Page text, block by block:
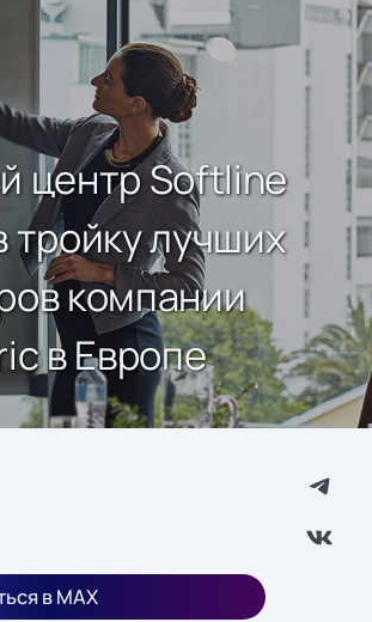
центр Softline
тройку лучших
компании
в Европе
в MAX